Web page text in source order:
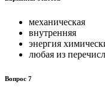
механическая
внутренняя
энергия
любая из
Вопрос 7